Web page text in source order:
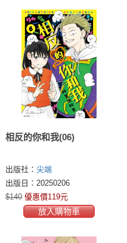
相反的你和我(06)
出版社： 尖端
出版日：20250206
$140 優惠價119元
放入購物車